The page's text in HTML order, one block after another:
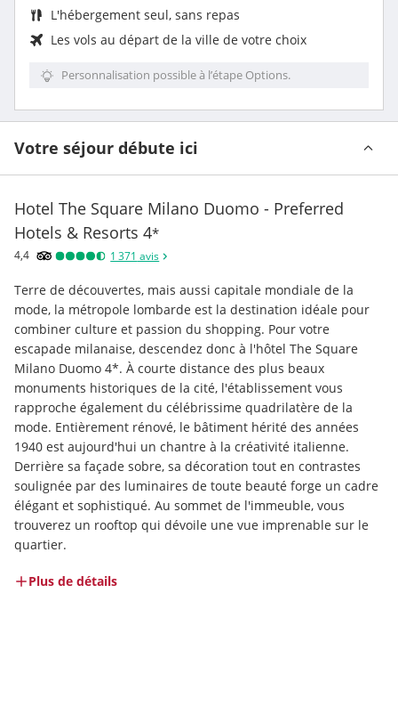
L'hébergement seul, sans repas
Les vols au départ de la ville de votre choix
Personnalisation possible à l’étape Options.
Votre séjour débute ici
Hotel The Square Milano Duomo - Preferred
Hotels & Resorts 4*
4,4 1 371 avis
Terre de découvertes, mais aussi capitale mondiale de la
mode, la métropole lombarde est la destination idéale pour
combiner culture et passion du shopping. Pour votre
escapade milanaise, descendez donc à l'hôtel The Square
Milano Duomo 4*. À courte distance des plus beaux
monuments historiques de la cité, l'établissement vous
rapproche également du célébrissime quadrilatère de la
mode. Entièrement rénové, le bâtiment hérité des années
1940 est aujourd'hui un chantre à la créativité italienne.
Derrière sa façade sobre, sa décoration tout en contrastes
soulignée par des luminaires de toute beauté forge un cadre
élégant et sophistiqué. Au sommet de l'immeuble, vous
trouverez un rooftop qui dévoile une vue imprenable sur le
quartier.
Plus de détails